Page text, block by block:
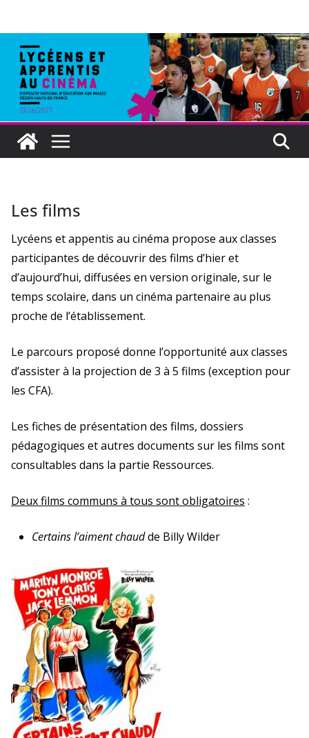
Les films
Lycéens et appentis au cinéma propose aux classes
participantes de découvrir des films d’hier et
d’aujourd’hui, diffusées en version originale, sur le
temps scolaire, dans un cinéma partenaire au plus
proche de l’établissement.
Le parcours proposé donne l’opportunité aux classes
d’assister à la projection de 3 à 5 films (exception pour
les CFA).
Les fiches de présentation des films, dossiers
pédagogiques et autres documents sur les films sont
consultables dans la partie Ressources.
Deux films communs à tous sont obligatoires :
Certains l’aiment chaudde Billy Wilder